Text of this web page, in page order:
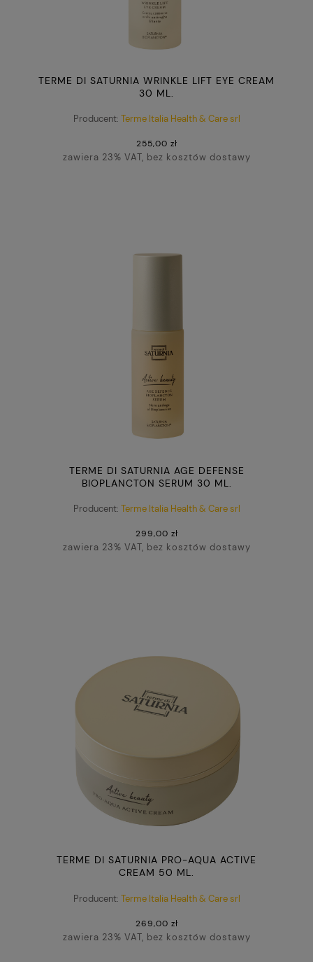
TERME DI SATURNIA WRINKLE LIFT EYE CREAM
30 ML.
Producent: Terme Italia Health & Care srl
255,00 zł
zawiera 23% VAT, bez kosztów dostawy
TERME DI SATURNIA AGE DEFENSE
BIOPLANCTON SERUM 30 ML.
Producent: Terme Italia Health & Care srl
299,00 zł
zawiera 23% VAT, bez kosztów dostawy
TERME DI SATURNIA PRO-AQUA ACTIVE
CREAM 50 ML.
Producent: Terme Italia Health & Care srl
269,00 zł
zawiera 23% VAT, bez kosztów dostawy